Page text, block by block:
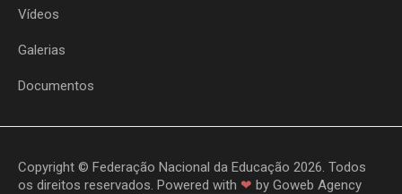
Vídeos
Galerias
Documentos
Copyright © Federação Nacional da Educação 2026. Todos
os direitos reservados. Powered with ❤ by Goweb Agency